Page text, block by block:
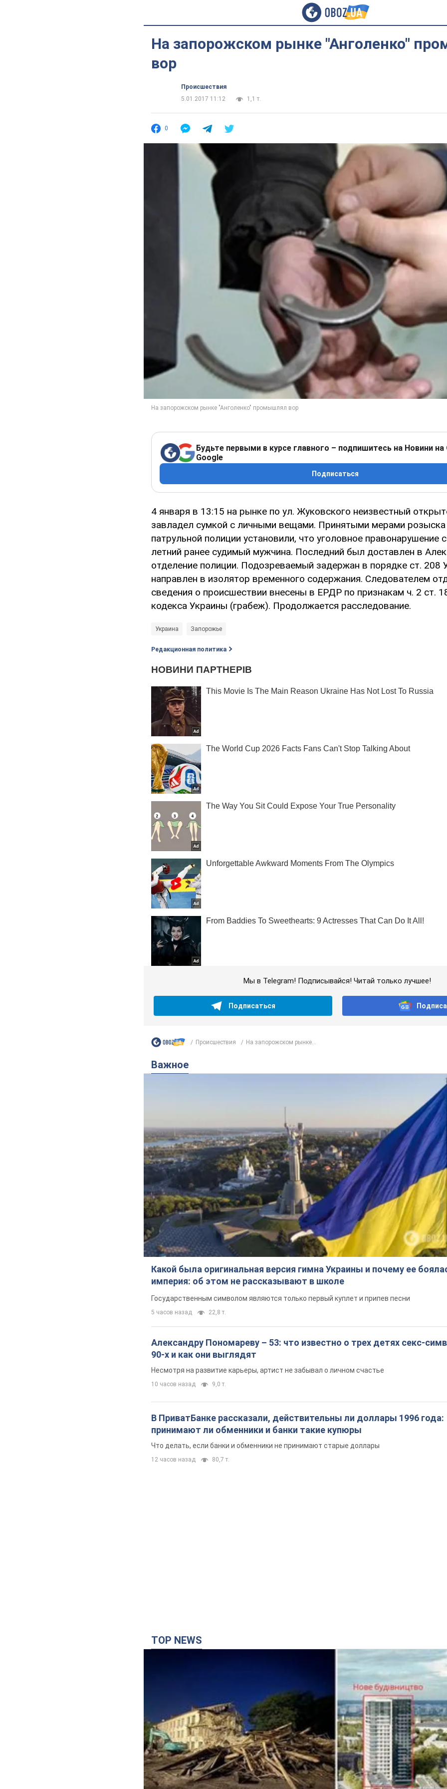
На запорожском рынке "Анголенко"
вор
Происшествия
5.01.2017 11:12
1,1 т.
0
Будьте первыми в курсе главного – подпишитесь на Новини на
Google
Подписаться
4 января в 13:15 на рынке по ул. Жуковского неизвестный
завладел сумкой с личными вещами. Принятыми мерами розыска
патрульной полиции установили, что уголовное правонарушение
летний ранее судимый мужчина. Последний был доставлен в
отделение полиции. Подозреваемый задержан в порядке ст. 208
направлен в изолятор временного содержания. Следователем
сведения о происшествии внесены в ЕРДР по признакам ч. 2 ст.
кодекса Украины (грабеж). Продолжается расследование.
Украина Запорожье
Редакционная политика
Мы в Telegram! Подписывайся! Читай только лучшее!
Подписаться
Происшествия На запорожском рынке...
Важное
Какой была оригинальная версия гимна Украины и почему ее
империя: об этом не рассказывают в школе
Государственным символом являются только первый куплет и припев песни
5 часов назад 22,8 т.
Александру Пономареву – 53: что известно о трех детях секс-
90-х и как они выглядят
Несмотря на развитие карьеры, артист не забывал о личном счастье
10 часов назад 9,0 т.
В ПриватБанке рассказали, действительны ли доллары 1996 года:
принимают ли обменники и банки такие купюры
Что делать, если банки и обменники не принимают старые доллары
12 часов назад 80,7 т.
TOP NEWS